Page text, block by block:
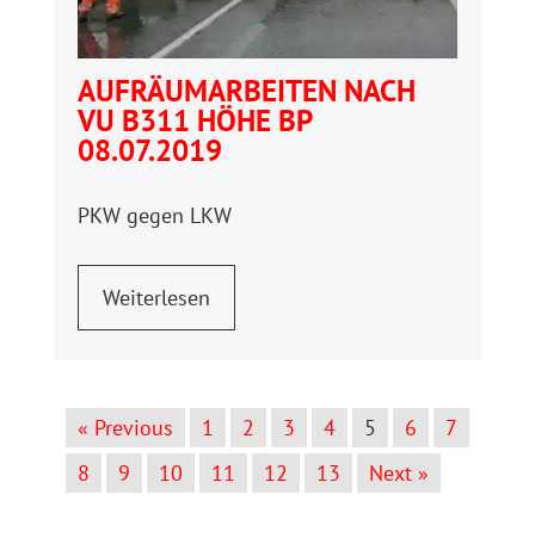
AUFRÄUMARBEITEN NACH
VU B311 HÖHE BP
08.07.2019
PKW gegen LKW
Weiterlesen
« Previous 1 2 3 4 5 6
7
8
9 10 11 12 13 Next »